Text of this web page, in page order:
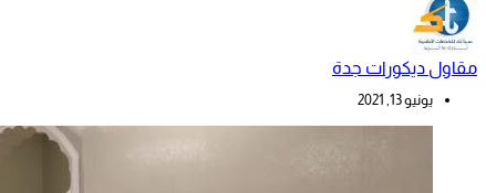
مقاول ديكورات جدة
يونيو 13, 2021